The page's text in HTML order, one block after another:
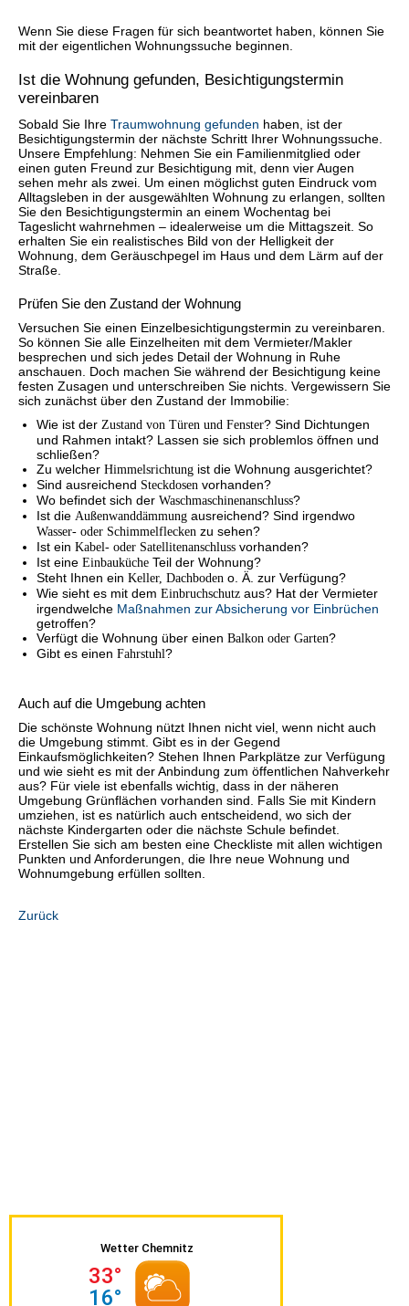
Wenn Sie diese Fragen für sich beantwortet haben, können Sie
mit der eigentlichen Wohnungssuche beginnen.
Ist die Wohnung gefunden, Besichtigungstermin
vereinbaren
Sobald Sie Ihre Traumwohnung gefunden haben, ist der
Besichtigungstermin der nächste Schritt Ihrer Wohnungssuche.
Unsere Empfehlung: Nehmen Sie ein Familienmitglied oder
einen guten Freund zur Besichtigung mit, denn vier Augen
sehen mehr als zwei. Um einen möglichst guten Eindruck vom
Alltagsleben in der ausgewählten Wohnung zu erlangen, sollten
Sie den Besichtigungstermin an einem Wochentag bei
Tageslicht wahrnehmen – idealerweise um die Mittagszeit. So
erhalten Sie ein realistisches Bild von der Helligkeit der
Wohnung, dem Geräuschpegel im Haus und dem Lärm auf der
Straße.
Prüfen Sie den Zustand der Wohnung
Versuchen Sie einen Einzelbesichtigungstermin zu vereinbaren.
So können Sie alle Einzelheiten mit dem Vermieter/Makler
besprechen und sich jedes Detail der Wohnung in Ruhe
anschauen. Doch machen Sie während der Besichtigung keine
festen Zusagen und unterschreiben Sie nichts. Vergewissern Sie
sich zunächst über den Zustand der Immobilie:
Wie ist der Zustand von Türen und Fenster? Sind Dichtungen
und Rahmen intakt? Lassen sie sich problemlos öffnen und
schließen?
Zu welcher Himmelsrichtung ist die Wohnung ausgerichtet?
Sind ausreichend Steckdosen vorhanden?
Wo befindet sich der Waschmaschinenanschluss?
Ist die Außenwanddämmung ausreichend? Sind irgendwo
Wasser- oder Schimmelflecken zu sehen?
Ist ein Kabel- oder Satellitenanschluss vorhanden?
Ist eine Einbauküche Teil der Wohnung?
Steht Ihnen ein Keller, Dachboden o. Ä. zur Verfügung?
Wie sieht es mit dem Einbruchschutz aus? Hat der Vermieter
irgendwelche Maßnahmen zur Absicherung vor Einbrüchen
getroffen?
Verfügt die Wohnung über einen Balkon oder Garten?
Gibt es einen Fahrstuhl?
Auch auf die Umgebung achten
Die schönste Wohnung nützt Ihnen nicht viel, wenn nicht auch
die Umgebung stimmt. Gibt es in der Gegend
Einkaufsmöglichkeiten? Stehen Ihnen Parkplätze zur Verfügung
und wie sieht es mit der Anbindung zum öffentlichen Nahverkehr
aus? Für viele ist ebenfalls wichtig, dass in der näheren
Umgebung Grünflächen vorhanden sind. Falls Sie mit Kindern
umziehen, ist es natürlich auch entscheidend, wo sich der
nächste Kindergarten oder die nächste Schule befindet.
Erstellen Sie sich am besten eine Checkliste mit allen wichtigen
Punkten und Anforderungen, die Ihre neue Wohnung und
Wohnumgebung erfüllen sollten.
Zurück